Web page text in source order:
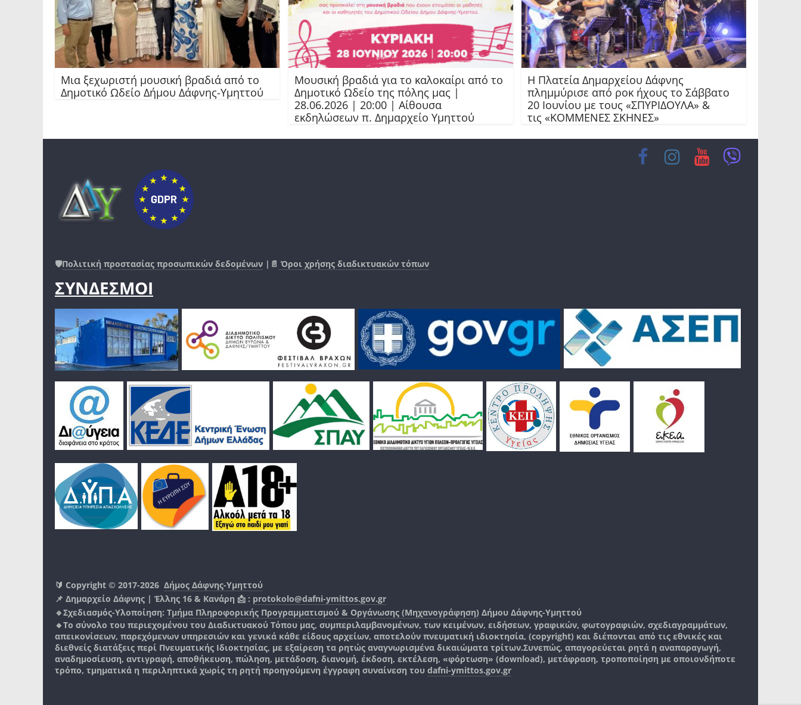
Μια ξεχωριστή μουσική βραδιά από το
Δημοτικό Ωδείο Δήμου Δάφνης-Υμηττού
Μουσική βραδιά για το καλοκαίρι από το
Δημοτικό Ωδείο της πόλης μας |
28.06.2026 | 20:00 | Αίθουσα
εκδηλώσεων π. Δημαρχείο Υμηττού
Η Πλατεία Δημαρχείου Δάφνης
πλημμύρισε από ροκ ήχους το Σάββατο
20 Ιουνίου με τους «ΣΠΥΡΙΔΟΥΛΑ» &
τις «ΚΟΜΜΕΝΕΣ ΣΚΗΝΕΣ»
🛡️Πολιτική προστασίας προσωπικών δεδομένων |📄 Όροι χρήσης διαδικτυακών τόπων
ΣΥΝΔΕΣΜΟΙ
🔰 Copyright © 2017-2026 Δήμος Δάφνης-Υμηττού
📌 Δημαρχείο Δάφνης | Έλλης 16 & Κανάρη 📩 : protokolo@dafni-ymittos.gov.gr
🔹Σχεδιασμός-Υλοποίηση: Τμήμα Πληροφορικής Προγραμματισμού & Οργάνωσης (Μηχανογράφηση) Δήμου Δάφνης-Υμηττού
🔸Το σύνολο του περιεχομένου του Διαδικτυακού Τόπου μας, συμπεριλαμβανομένων, των κειμένων, ειδήσεων, γραφικών, φωτογραφιών, σχεδιαγραμμάτων,
απεικονίσεων, παρεχόμενων υπηρεσιών και γενικά κάθε είδους αρχείων, αποτελούν πνευματική ιδιοκτησία, (copyright) και διέπονται από τις εθνικές και
διεθνείς διατάξεις περί Πνευματικής Ιδιοκτησίας, με εξαίρεση τα ρητώς αναγνωρισμένα δικαιώματα τρίτων.Συνεπώς, απαγορεύεται ρητά η αναπαραγωγή,
αναδημοσίευση, αντιγραφή, αποθήκευση, πώληση, μετάδοση, διανομή, έκδοση, εκτέλεση, «φόρτωση» (download), μετάφραση, τροποποίηση με οποιονδήποτε
τρόπο, τμηματικά η περιληπτικά χωρίς τη ρητή προηγούμενη έγγραφη συναίνεση του dafni-ymittos.gov.gr